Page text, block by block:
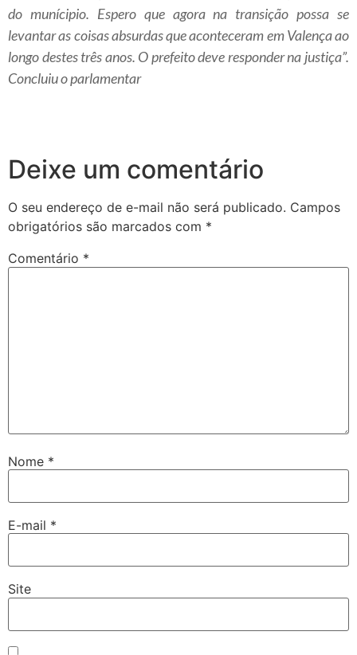
do munícipio. Espero que agora na transição possa se
levantar as coisas absurdas que aconteceram em Valença ao
longo destes três anos. O prefeito deve responder na justiça”.
Concluiu o parlamentar
Deixe um comentário
O seu endereço de e-mail não será publicado. Campos
obrigatórios são marcados com *
Comentário *
Nome *
E-mail *
Site